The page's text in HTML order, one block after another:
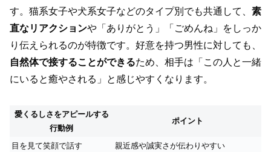
す。猫系女子や犬系女子などのタイプ別でも共通して、 素
直なリアクションや「ありがとう」「ごめんね」をしっか
り伝えられるのが特徴です。好意を持つ男性に対しても、
自然体で接することができるため、相手は「この人と一緒
にいると癒やされる」と感じやすくなります。
愛くるしさをアピールする
行動例
ポイント
目を見て笑顔で話す
親近感や誠実さが伝わりやすい